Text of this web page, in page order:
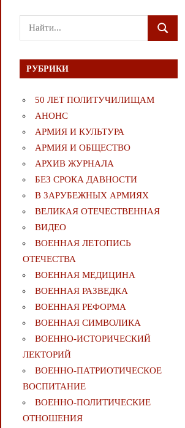
Поиск
для:
ПОИСК
РУБРИКИ
50 ЛЕТ ПОЛИТУЧИЛИЩАМ
АНОНС
АРМИЯ И КУЛЬТУРА
АРМИЯ И ОБЩЕСТВО
АРХИВ ЖУРНАЛА
БЕЗ СРОКА ДАВНОСТИ
В ЗАРУБЕЖНЫХ АРМИЯХ
ВЕЛИКАЯ ОТЕЧЕСТВЕННАЯ
ВИДЕО
ВОЕННАЯ ЛЕТОПИСЬ
ОТЕЧЕСТВА
ВОЕННАЯ МЕДИЦИНА
ВОЕННАЯ РАЗВЕДКА
ВОЕННАЯ РЕФОРМА
ВОЕННАЯ СИМВОЛИКА
ВОЕННО-ИСТОРИЧЕСКИЙ
ЛЕКТОРИЙ
ВОЕННО-ПАТРИОТИЧЕСКОЕ
ВОСПИТАНИЕ
ВОЕННО-ПОЛИТИЧЕСКИE
ОТНОШЕНИЯ